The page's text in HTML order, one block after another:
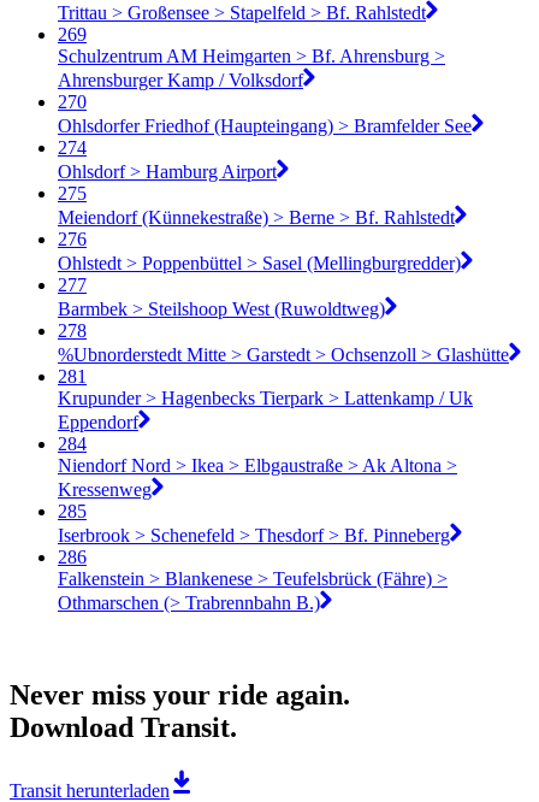
Trittau > Großensee > Stapelfeld > Bf. Rahlstedt
269
Schulzentrum AM Heimgarten > Bf. Ahrensburg >
Ahrensburger Kamp / Volksdorf
270
Ohlsdorfer Friedhof (Haupteingang) > Bramfelder See
274
Ohlsdorf > Hamburg Airport
275
Meiendorf (Künnekestraße) > Berne > Bf. Rahlstedt
276
Ohlstedt > Poppenbüttel > Sasel (Mellingburgredder)
277
Barmbek > Steilshoop West (Ruwoldtweg)
278
%Ubnorderstedt Mitte > Garstedt > Ochsenzoll > Glashütte
281
Krupunder > Hagenbecks Tierpark > Lattenkamp / Uk
Eppendorf
284
Niendorf Nord > Ikea > Elbgaustraße > Ak Altona >
Kressenweg
285
Iserbrook > Schenefeld > Thesdorf > Bf. Pinneberg
286
Falkenstein > Blankenese > Teufelsbrück (Fähre) >
Othmarschen (> Trabrennbahn B.)
Never miss your ride again.
Download Transit.
Transit herunterladen